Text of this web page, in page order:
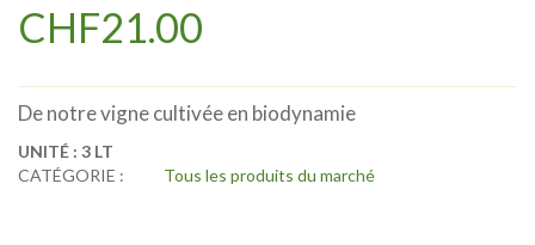
CHF21.00
De notre vigne cultivée en biodynamie
UNITÉ : 3 LT
CATÉGORIE :
Tous les produits du marché